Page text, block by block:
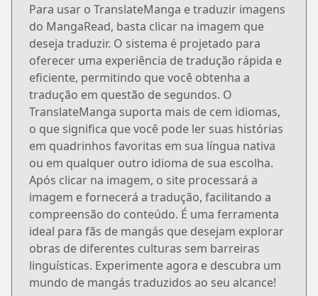
Para usar o TranslateManga e traduzir imagens
do MangaRead, basta clicar na imagem que
deseja traduzir. O sistema é projetado para
oferecer uma experiência de tradução rápida e
eficiente, permitindo que você obtenha a
tradução em questão de segundos. O
TranslateManga suporta mais de cem idiomas,
o que significa que você pode ler suas histórias
em quadrinhos favoritas em sua língua nativa
ou em qualquer outro idioma de sua escolha.
Após clicar na imagem, o site processará a
imagem e fornecerá a tradução, facilitando a
compreensão do conteúdo. É uma ferramenta
ideal para fãs de mangás que desejam explorar
obras de diferentes culturas sem barreiras
linguísticas. Experimente agora e descubra um
mundo de mangás traduzidos ao seu alcance!